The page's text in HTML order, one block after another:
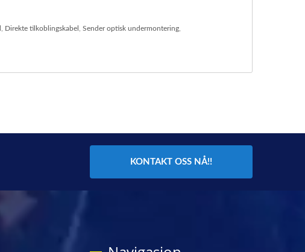
Direkte tilkoblingskabel Sender optisk undermontering
KONTAKT OSS NÅ!!